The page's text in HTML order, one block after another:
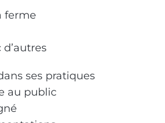
ferme
ses pratiques
au public